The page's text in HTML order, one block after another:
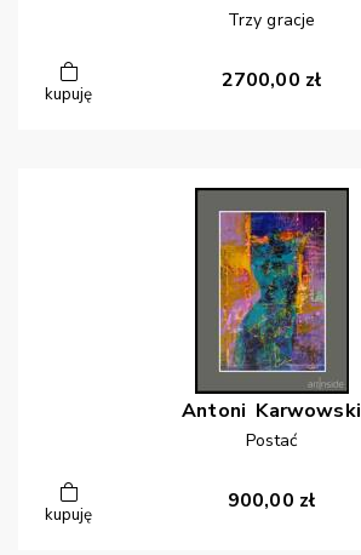
Trzy gracje
kupuję
2700,00 zł
Antoni Karwowski
Postać
kupuję
900,00 zł